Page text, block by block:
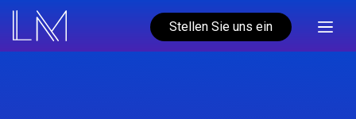
Stellen Sie uns ein